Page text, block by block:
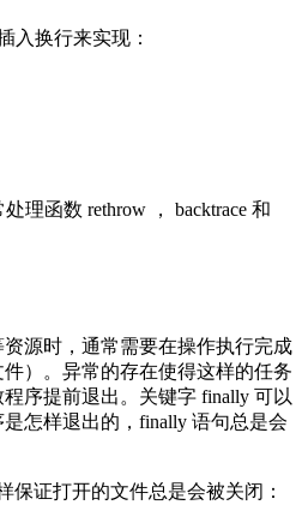
入换行来实现：
理函数 rethrow ， backtrace 和
源时，通常需要在操作执行完成
）。异常的存在使得这样的任务
序提前退出。关键字 finally 可以
怎样退出的，finally 语句总是会
保证打开的文件总是会被关闭：